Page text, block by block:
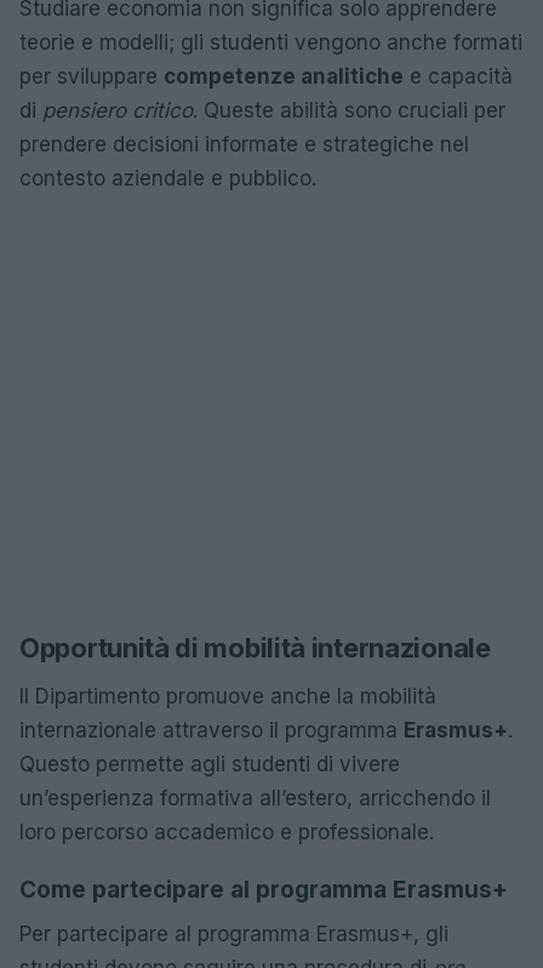
Studiare economia non significa solo apprendere
teorie e modelli; gli studenti vengono anche formati
per sviluppare competenze analitiche e capacità
di pensiero critico. Queste abilità sono cruciali per
prendere decisioni informate e strategiche nel
contesto aziendale e pubblico.
Opportunità di mobilità internazionale
Il Dipartimento promuove anche la mobilità
internazionale attraverso il programma Erasmus+.
Questo permette agli studenti di vivere
un’esperienza formativa all’estero, arricchendo il
loro percorso accademico e professionale.
Come partecipare al programma Erasmus+
Per partecipare al programma Erasmus+, gli